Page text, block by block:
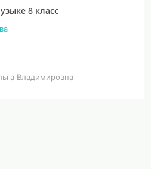
8 класс
Владимировна